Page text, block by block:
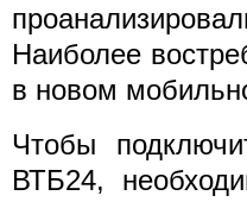
Наиболее
в новом
Чтобы
ВТБ24,